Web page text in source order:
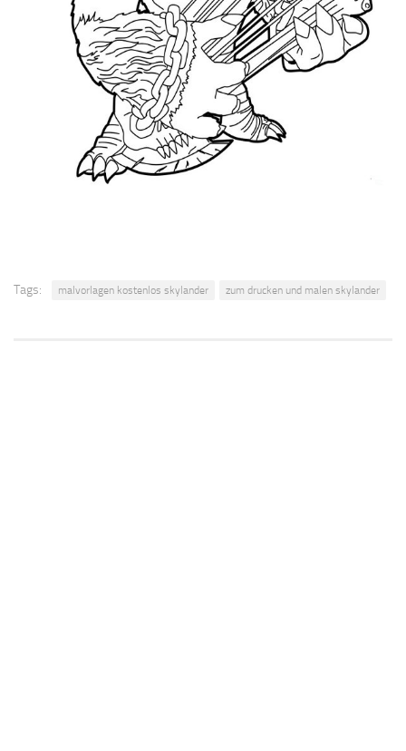
Tags: malvorlagen kostenlos skylander zum drucken und malen skylander